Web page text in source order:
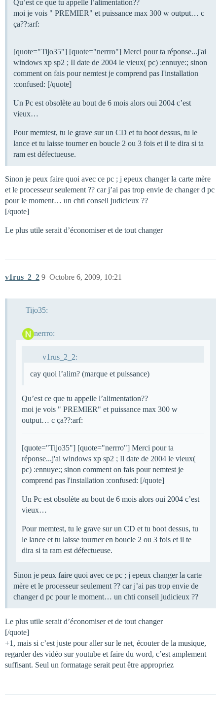
Qu’est ce que tu appelle l’alimentation??
moi je vois " PREMIER" et puissance max 300 w output… c
ça??:arf:
[quote="Tijo35"] [quote="nerrro"] Merci pour ta réponse...j'ai
windows xp sp2 ; Il date de 2004 le vieux( pc) :ennuye:; sinon
comment on fais pour nemtest je comprend pas l'installation
:confused: [/quote]
Un Pc est obsolète au bout de 6 mois alors oui 2004 c’est
vieux…
Pour memtest, tu le grave sur un CD et tu boot dessus, tu le
lance et tu laisse tourner en boucle 2 ou 3 fois et il te dira si ta
ram est défectueuse.
Sinon je peux faire quoi avec ce pc ; j epeux changer la carte mère
et le processeur seulement ?? car j’ai pas trop envie de changer d pc
pour le moment… un chti conseil judicieux ??
[/quote]
Le plus utile serait d’économiser et de tout changer
v1rus_2_2 Octobre 6, 2009, 10:21
9
Tijo35:
nerrro:
v1rus_2_2:
cay quoi l’alim? (marque et puissance)
Qu’est ce que tu appelle l’alimentation??
moi je vois " PREMIER" et puissance max 300 w
output… c ça??:arf:
[quote="Tijo35"] [quote="nerrro"] Merci pour ta
réponse...j'ai windows xp sp2 ; Il date de 2004 le vieux(
pc) :ennuye:; sinon comment on fais pour nemtest je
comprend pas l'installation :confused: [/quote]
Un Pc est obsolète au bout de 6 mois alors oui 2004 c’est
vieux…
Pour memtest, tu le grave sur un CD et tu boot dessus, tu
le lance et tu laisse tourner en boucle 2 ou 3 fois et il te
dira si ta ram est défectueuse.
Sinon je peux faire quoi avec ce pc ; j epeux changer la carte
mère et le processeur seulement ?? car j’ai pas trop envie de
changer d pc pour le moment… un chti conseil judicieux ??
Le plus utile serait d’économiser et de tout changer
[/quote]
+1, mais si c’est juste pour aller sur le net, écouter de la musique,
regarder des vidéo sur youtube et faire du word, c’est amplement
suffisant. Seul un formatage serait peut être appropriez